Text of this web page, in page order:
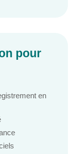
pour
en